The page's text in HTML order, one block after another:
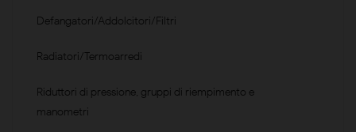
Defangatori/Addolcitori/Filtri
Radiatori/Termoarredi
Riduttori di pressione, gruppi di riempimento e
manometri